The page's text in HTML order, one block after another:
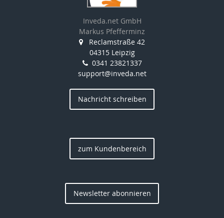
Inveda.net GmbH
Markus Pfefferminz
Reclamstraße 42
04315 Leipzig
0341 23821337
support@inveda.net
Nachricht schreiben
zum Kundenbereich
Newsletter abonnieren